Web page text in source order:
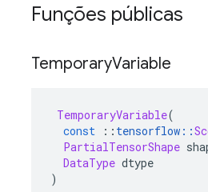
Funções públicas
TemporaryVariable
TemporaryVariable(
const
:: tensorflow ::
PartialTensorShape
DataType dtype
)